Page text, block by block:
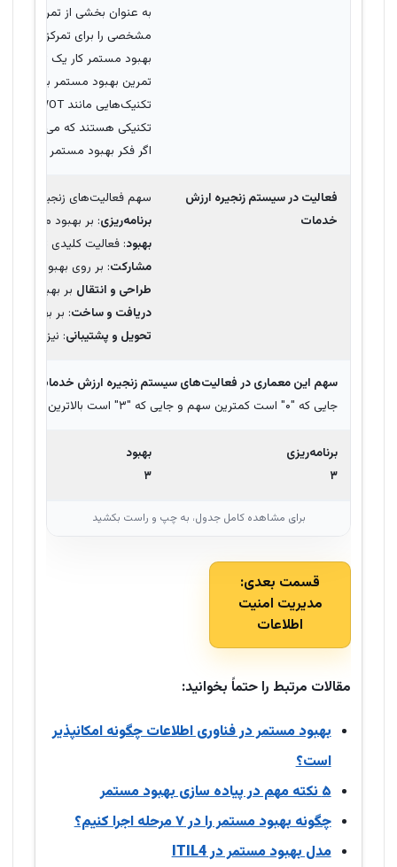
به عنوان بخشی از تمرینات
مشخصی را برای تمرکز بر
بهبود مستمر کار یک تیم یا
تمرین بهبود مستمر باید
تکنیک‌هایی مانند SWOT (تجزیه و تحلیل قدرت، ضعف، فرصت‌ها و تهدیدها)، مدیریت مشکل پیشگیرانه، PDCA،
تکنیکی هستند که می‌توانند
اگر فکر بهبود مستمر به
فعالیت در سیستم زنجیره ارزش
خدمات
سهم فعالیت‌های زنجیره
برنامه‌ریزی: بر بهبود مستمر
بهبود: فعالیت کلیدی SVC است و بر تمرین بهبود مستمر SVC تاکید دارد.
مشارکت: بر روی بهبود
طراحی و انتقال بر بهبود
دریافت و ساخت: بر بهبود
تحویل و پشتیبانی: نیز بر
سهم این معماری در فعالیت‌های سیستم زنجیره ارزش خدمات یا SVC
جایی که "۰" است کمترین سهم و جایی که "۳" است بالاترین سهم را داراست.
برنامه‌ریزی
۳
بهبود
۳
قسمت بعدی:
مدیریت امنیت
اطلاعات
مقالات مرتبط را حتماً بخوانید:
بهبود مستمر در فناوری اطلاعات چگونه امکانپذیر
است؟
۵ نکته مهم در پیاده سازی بهبود مستمر
چگونه بهبود مستمر را در ۷ مرحله اجرا کنیم؟
مدل بهبود مستمر در ITIL4